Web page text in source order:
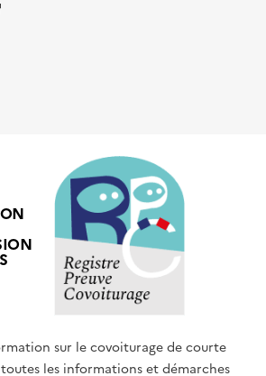
sur le covoiturage de courte
les informations et démarches